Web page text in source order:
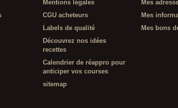
Mentions légales
CGU acheteurs
Labels de qualité
Découvrez nos idées
recettes
Calendrier de réappro pour
anticiper vos courses
sitemap
Mes
Mes
Mes bons